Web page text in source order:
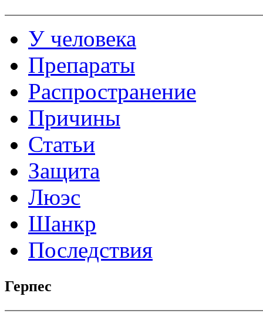
У человека
Препараты
Распространение
Причины
Статьи
Защита
Люэс
Шанкр
Последствия
Герпес